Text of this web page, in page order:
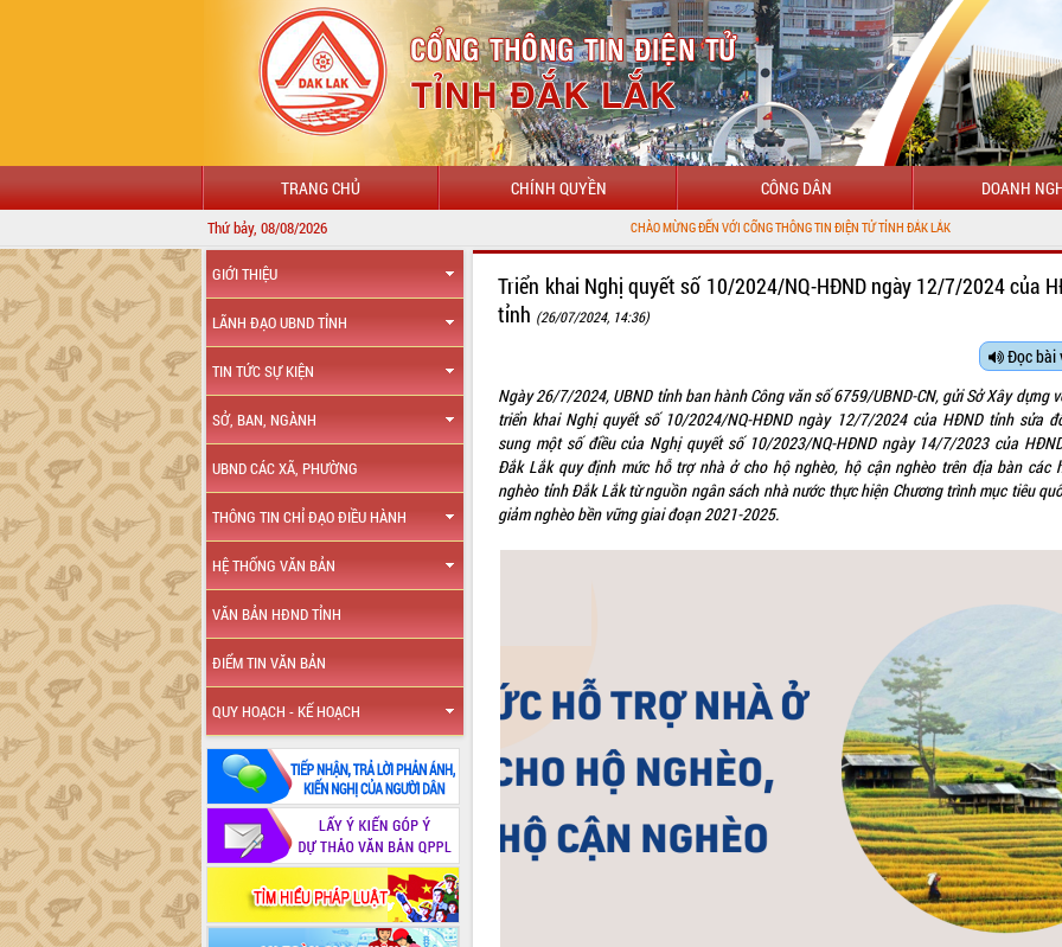
TRANG CHỦ CHÍNH QUYỀN CÔNG DÂN DOANH
Thứ bảy, 08/08/2026 CHÀO MỪNG ĐẾN VỚI CỔNG THÔNG TIN ĐIỆN TỬ TỈNH ĐẮK LẮK
GIỚI THIỆU
LÃNH ĐẠO UBND TỈNH
TIN TỨC SỰ KIỆN
SỞ, BAN, NGÀNH
UBND CÁC XÃ, PHƯỜNG
THÔNG TIN CHỈ ĐẠO ĐIỀU HÀNH
HỆ THỐNG VĂN BẢN
VĂN BẢN HĐND TỈNH
ĐIỂM TIN VĂN BẢN
QUY HOẠCH - KẾ HOẠCH
Triển khai Nghị quyết số 10/2024/NQ-HĐND ngày 12/7/2024 của
tỉnh (26/07/2024, 14:36)
Đọc bài
Ngày 26/7/2024, UBND tỉnh ban hành Công văn số 6759/UBND-CN, gửi Sở Xây dựng
triển khai Nghị quyết số 10/2024/NQ-HĐND ngày 12/7/2024 của HĐND tỉnh sửa
sung một số điều của Nghị quyết số 10/2023/NQ-HĐND ngày 14/7/2023 của
Đắk Lắk quy định mức hỗ trợ nhà ở cho hộ nghèo, hộ cận nghèo trên địa bàn các
nghèo tỉnh Đắk Lắk từ nguồn ngân sách nhà nước thực hiện Chương trình mục tiêu
giảm nghèo bền vững giai đoạn 2021-2025.